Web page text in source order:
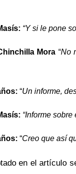
: “Y si le pone
Mora “No
“Un informe,
: “Informe sobre
“Creo que así
en el artículo